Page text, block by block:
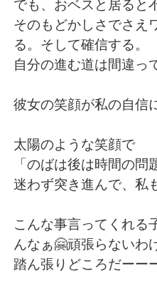
でも、おベスと居ると
そのもどかしさでさえ
る。そして確信する。
自分の進む道は間違っ
彼女の笑顔が私の自信
太陽のような笑顔で
「のばは後は時間の問
迷わず突き進んで、私
こんな事言ってくれる
んなぁ🤗頑張らないわ
踏ん張りどころだーー